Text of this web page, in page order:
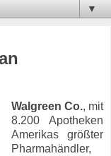
▼
Walgreen Co., mit
8.200 Apotheken
Amerikas größter
Pharmahändler,